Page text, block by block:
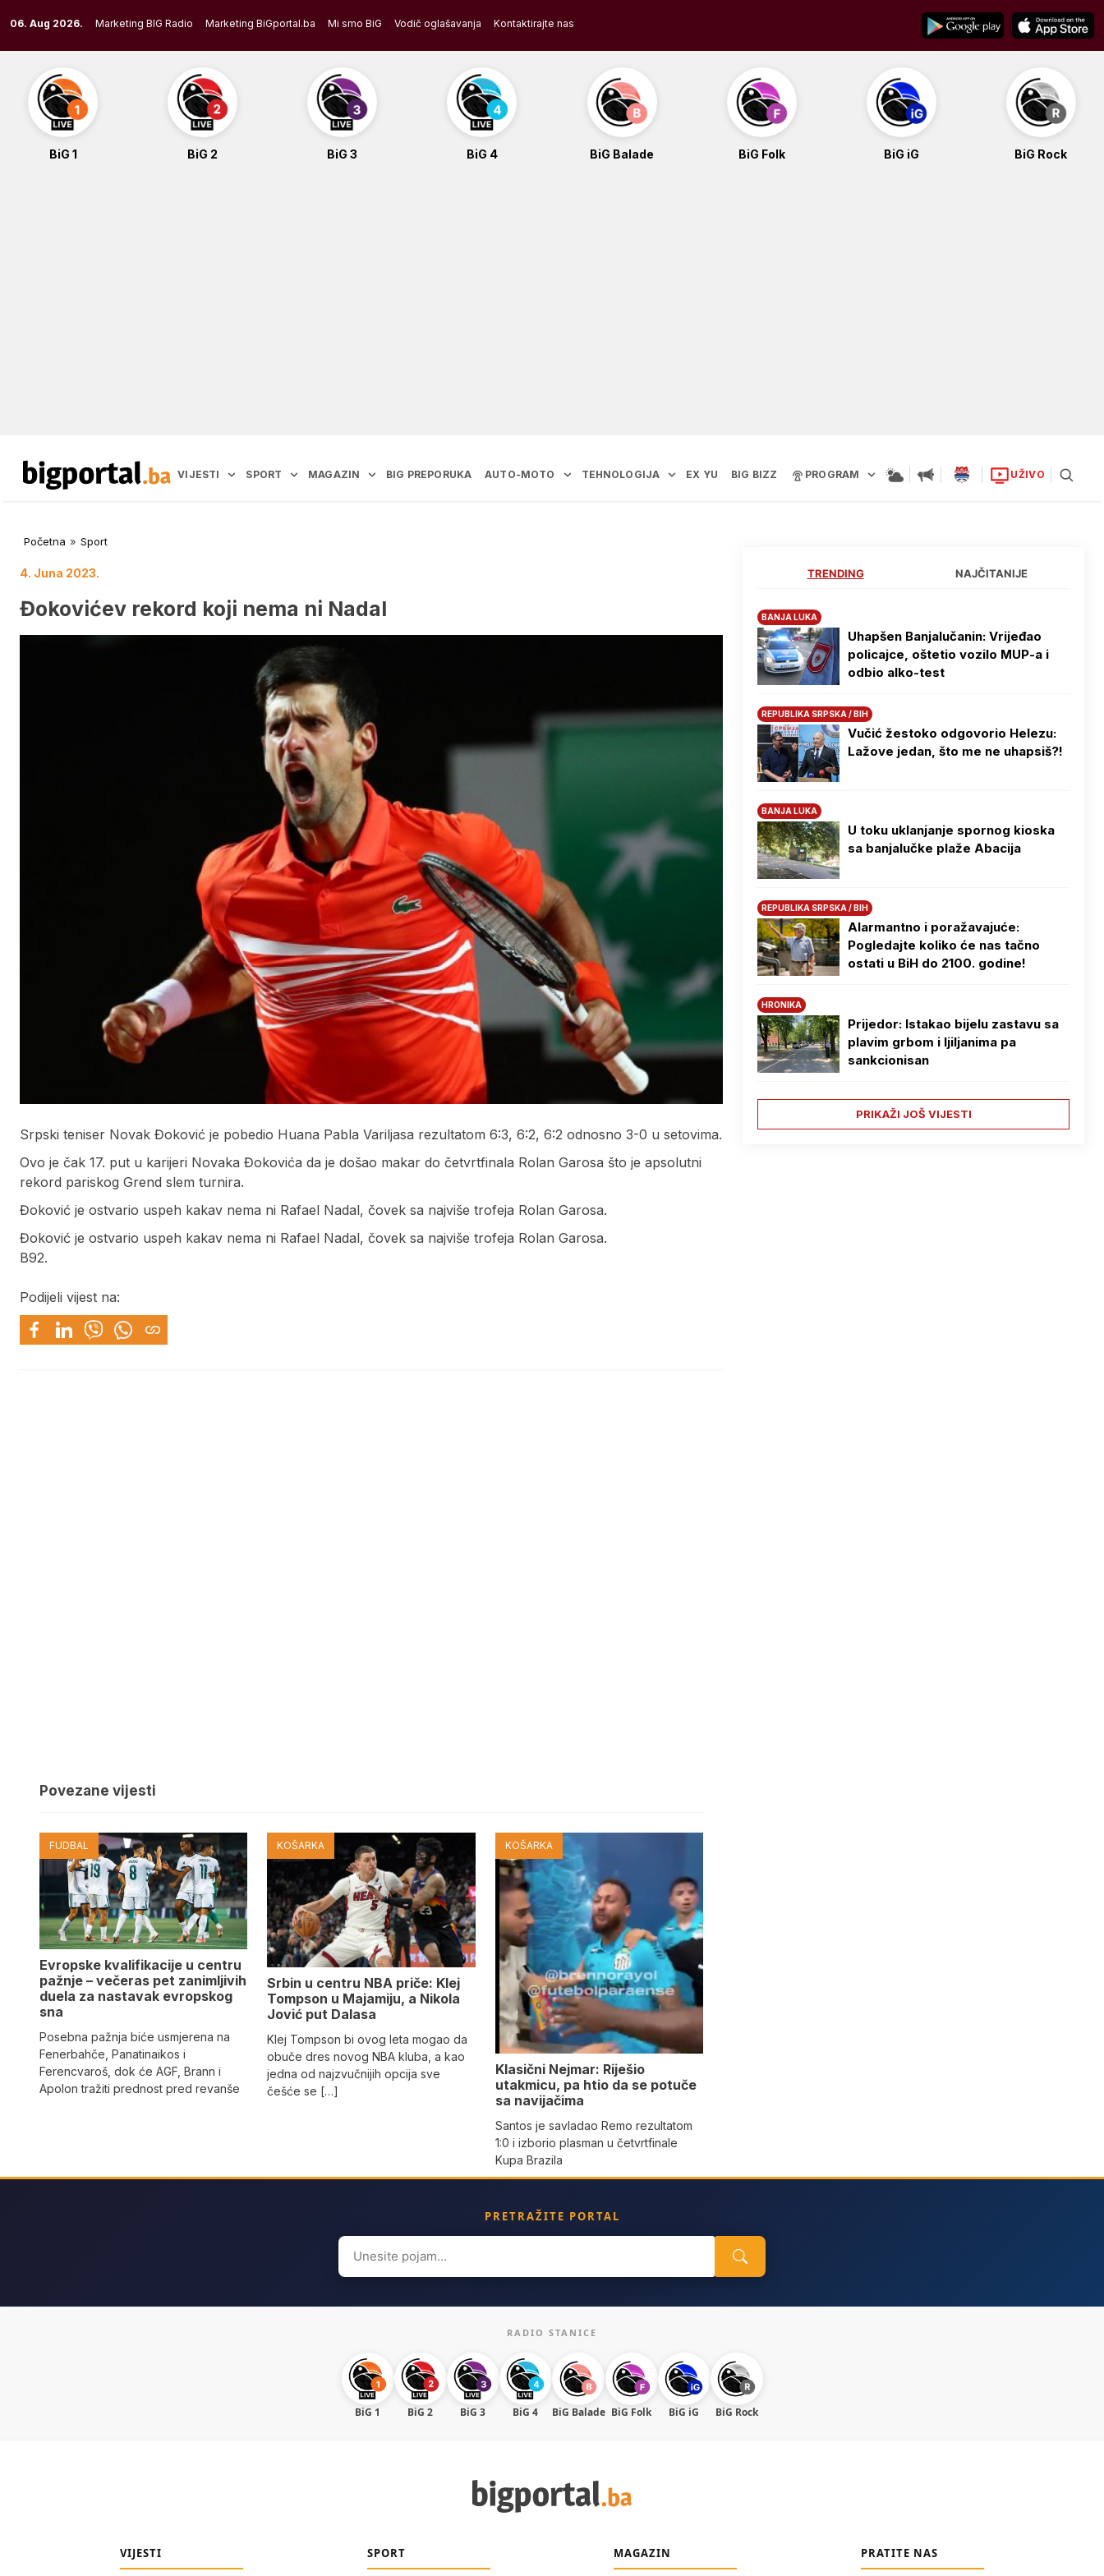
to
content
06. Aug 2026. Marketing BIG Radio Marketing BiGportal.ba Mi smo BiG Vodič oglašavanja Kontaktirajte nas
BiG 1 BiG 2 BiG 3 BiG 4 BiG Balade BiG Folk BiG iG BiG Rock
VIJESTI SPORT MAGAZIN BIG PREPORUKA AUTO-MOTO TEHNOLOGIJA EX YU BIG BIZZ PROGRAM UŽIVO
Početna » Sport
4. Juna 2023.
Đokovićev rekord koji nema ni Nadal
Srpski teniser Novak Đoković je pobedio Huana Pabla Variljasa rezultatom 6:3, 6:2, 6:2 odnosno 3-0 u setovima.
Ovo je čak 17. put u karijeri Novaka Đokovića da je došao makar do četvrtfinala Rolan Garosa što je apsolutni
rekord pariskog Grend slem turnira.
Đoković je ostvario uspeh kakav nema ni Rafael Nadal, čovek sa najviše trofeja Rolan Garosa.
Đoković je ostvario uspeh kakav nema ni Rafael Nadal, čovek sa najviše trofeja Rolan Garosa.
B92.
Podijeli vijest na:
Povezane vijesti
FUDBAL
Evropske kvalifikacije u centru
pažnje – večeras pet zanimljivih
duela za nastavak evropskog
sna
Posebna pažnja biće usmjerena na
Fenerbahče, Panatinaikos i
Ferencvaroš, dok će AGF, Brann i
Apolon tražiti prednost pred revanše
KOŠARKA
Srbin u centru NBA priče: Klej
Tompson u Majamiju, a Nikola
Jović put Dalasa
Klej Tompson bi ovog leta mogao da
obuče dres novog NBA kluba, a kao
jedna od najzvučnijih opcija sve
češće se […]
KOŠARKA
Klasični Nejmar: Riješio
utakmicu, pa htio da se potuče
sa navijačima
Santos je savladao Remo rezultatom
1:0 i izborio plasman u četvrtfinale
Kupa Brazila
TRENDING NAJČITANIJE
BANJA LUKA
Uhapšen Banjalučanin: Vrijeđao
policajce, oštetio vozilo MUP-a i
odbio alko-test
REPUBLIKA SRPSKA / BIH
Vučić žestoko odgovorio Helezu:
Lažove jedan, što me ne uhapsiš?!
BANJA LUKA
U toku uklanjanje spornog kioska
sa banjalučke plaže Abacija
REPUBLIKA SRPSKA / BIH
Alarmantno i poražavajuće:
Pogledajte koliko će nas tačno
ostati u BiH do 2100. godine!
HRONIKA
Prijedor: Istakao bijelu zastavu sa
plavim grbom i ljiljanima pa
sankcionisan
PRIKAŽI JOŠ VIJESTI
PRETRAŽITE PORTAL
Search
for:
RADIO STANICE
BiG 1 BiG 2 BiG 3 BiG 4 BiG Balade BiG Folk BiG iG BiG Rock
VIJESTI SPORT MAGAZIN PRATITE NAS